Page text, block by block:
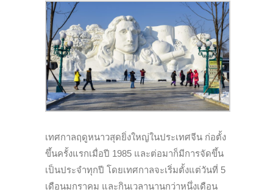
เทศกาลฤดูหนาวสุดยิ่งใหญ่ในประเทศจีน ก่อตั้ง
ขึ้นครั้งแรกเมื่อปี 1985 และต่อมาก็มีการจัดขึ้น
เป็นประจำทุกปี โดยเทศกาลจะเริ่มตั้งแต่วันที่ 5
เดือนมกราคม และกินเวลานานกว่าหนึ่งเดือน